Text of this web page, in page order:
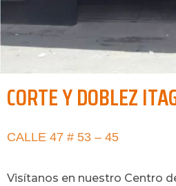
CORTE Y DOBLEZ
CALLE 47 # 53 – 45
Visítanos en nuestro Centro